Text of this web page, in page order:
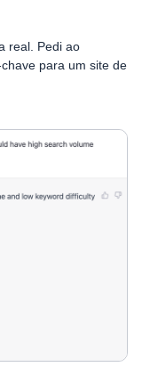
real. Pedi ao
para um site de